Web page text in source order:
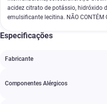
acidez citrato de potássio, hidróxido
emulsificante lecitina. NÃO CONTÉM
Especificações
Fabricante
Componentes Alérgicos